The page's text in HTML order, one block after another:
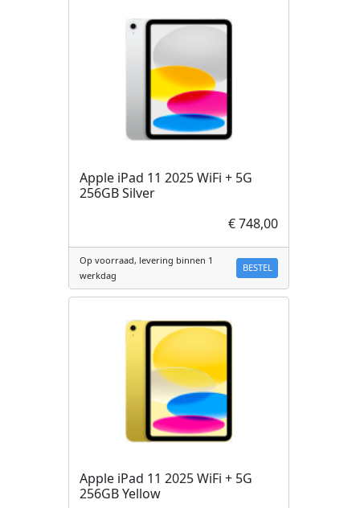
Apple iPad 11 2025 WiFi + 5G
256GB Silver
€ 748,00
Op voorraad, levering binnen 1
werkdag
BESTEL
Apple iPad 11 2025 WiFi + 5G
256GB Yellow